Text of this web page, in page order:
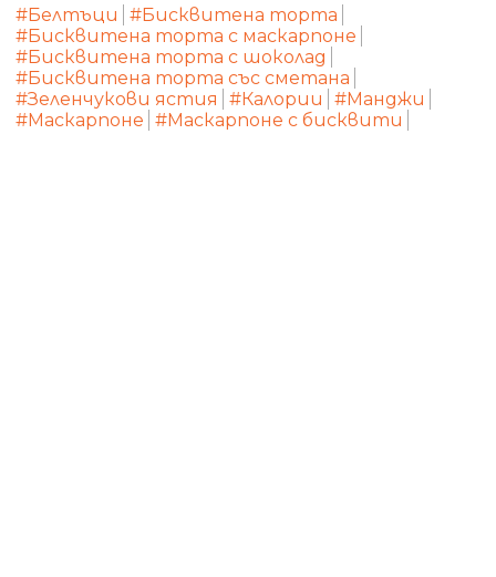
#Белтъци
#Бисквитена торта
#Бисквитена торта с маскарпоне
#Бисквитена торта с шоколад
#Бисквитена торта със сметана
#Зеленчукови ястия
#Калории
#Манджи
#Маскарпоне #Маскарпоне с бисквити